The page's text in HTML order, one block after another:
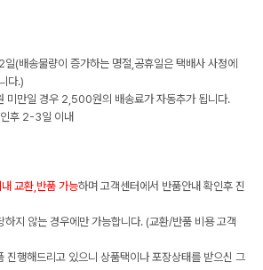
(배송물량이 증가하는 명절,공휴일은 택배사 사정에
다.)
미만일 경우 2,500원의 배송료가 자동추가 됩니다.
후 2-3일 이내
교환,반품 가능하며 고객센터에서 반품안내 확인후 진
하지 않는 경우에만 가능합니다. (교환/반품 비용 고객
진행해드리고 있으니 상품택이나 포장상태를 받으신 그